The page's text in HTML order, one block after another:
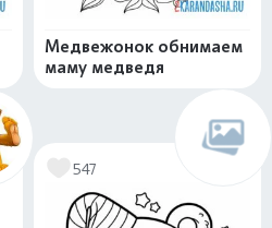
Медвежонок обнимаем
маму медведя
547